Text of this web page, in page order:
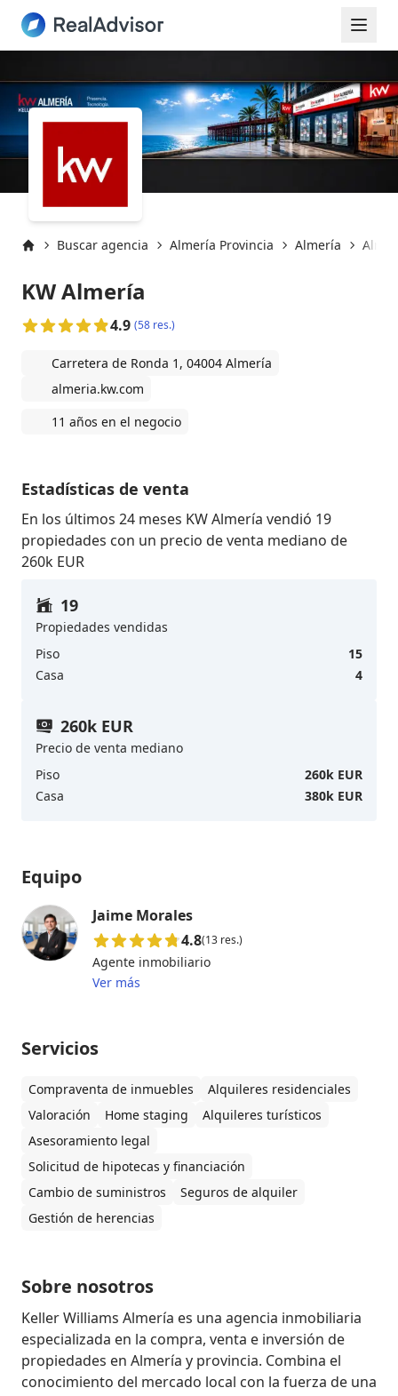
Buscar agencia Almería Provincia Almería
KW Almería
4.9 (58 res.)
Carretera de Ronda 1, 04004 Almería
almeria.kw.com
11 años en el negocio
Estadísticas de venta
En los últimos 24 meses KW Almería vendió 19
propiedades con un precio de venta mediano de
260k EUR
19
Propiedades vendidas
Piso
15
Casa
4
260k EUR
Precio de venta mediano
Piso
260k EUR
Casa
380k EUR
Equipo
Jaime Morales
4.8(13 res.)
Agente inmobiliario
Ver más
Servicios
Compraventa de inmuebles
Alquileres residenciales
Valoración
Home staging
Alquileres turísticos
Asesoramiento legal
Solicitud de hipotecas y financiación
Cambio de suministros
Seguros de alquiler
Gestión de herencias
Sobre nosotros
Keller Williams Almería es una agencia inmobiliaria
especializada en la compra, venta e inversión de
propiedades en Almería y provincia. Combina el
conocimiento del mercado local con la fuerza de una